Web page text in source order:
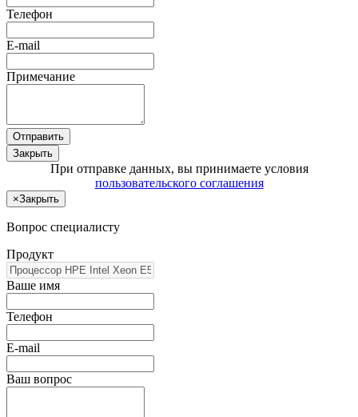
Телефон
E-mail
Примечание
Отправить
Закрыть
При отправке данных, вы принимаете условия
пользовательского соглашения
×Закрыть
Вопрос специалисту
Продукт
Ваше имя
Телефон
E-mail
Ваш вопрос